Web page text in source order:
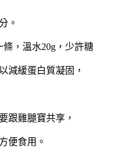
。
，溫水20g，少許糖
減緩蛋白質凝固，
跟雞腿寶共享，
便食用。